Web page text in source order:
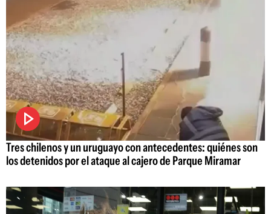
Tres chilenos y un uruguayo con antecedentes: quiénes son
los detenidos por el ataque al cajero de Parque Miramar